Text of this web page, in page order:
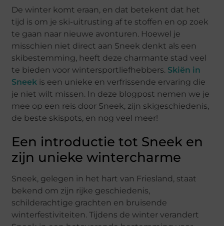
De winter komt eraan, en dat betekent dat het
tijd is om je ski-uitrusting af te stoffen en op zoek
te gaan naar nieuwe avonturen. Hoewel je
misschien niet direct aan Sneek denkt als een
skibestemming, heeft deze charmante stad veel
te bieden voor wintersportliefhebbers. Skiën in
Sneek is een unieke en verfrissende ervaring die
je niet wilt missen. In deze blogpost nemen we je
mee op een reis door Sneek, zijn skigeschiedenis,
de beste skispots, en nog veel meer!
Een introductie tot Sneek en
zijn unieke wintercharme
Sneek, gelegen in het hart van Friesland, staat
bekend om zijn rijke geschiedenis,
schilderachtige grachten en bruisende
winterfestiviteiten. Tijdens de winter verandert